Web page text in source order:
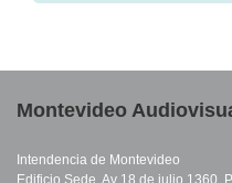
Search form
Montevideo
Intendencia de Montevideo
Edificio Sede. Av 18 de julio 1360.